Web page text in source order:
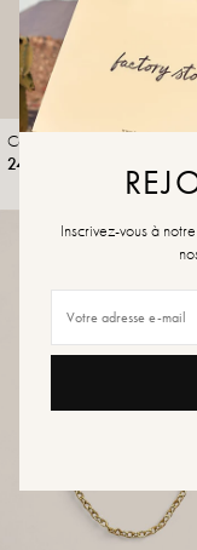
Collier Alméa
24,99 €
Inscrivez-vous à